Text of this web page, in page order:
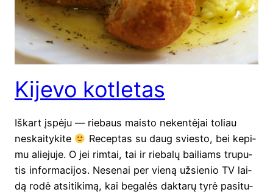
Kijevo kotletas
Iškart įspė­ju — rie­baus mais­to neken­tė­jai toliau
neskai­ty­ki­te
Recep­tas su daug svies­to, bei kepi­
mu aliejuje. O jei rim­tai, tai ir rie­ba­lų bai­liams tru­pu­
tis infor­ma­ci­jos. Nese­nai per vie­ną užsie­nio TV lai­
dą rodė atsi­ti­ki­mą, kai bega­lės dak­ta­rų tyrė pasi­tu­